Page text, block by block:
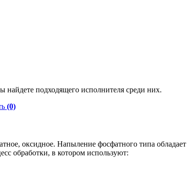
подходящего исполнителя среди них.
(0)
оксидное. Напыление фосфатного типа обладает
обработки, в котором используют: